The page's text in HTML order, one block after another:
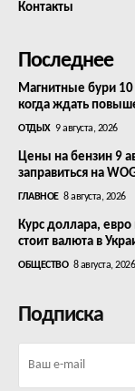
Контакты
Последнее
Магнитные бури 10
когда ждать
ОТДЫХ 9 августа, 2026
Цены на бензин 9
заправиться на
ГЛАВНОЕ 8 августа, 2026
Курс доллара, евро
стоит валюта в
ОБЩЕСТВО 8 августа, 2026
Подписка